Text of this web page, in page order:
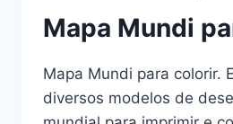
Mapa Mundi
Mapa Mundi para colorir.
diversos modelos de